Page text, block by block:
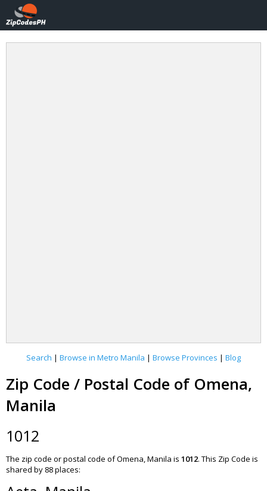
Search | Browse in Metro Manila | Browse Provinces | Blog
Zip Code / Postal Code of Omena,
Manila
1012
The zip code or postal code of Omena, Manila is 1012. This Zip Code is
shared by 88 places: